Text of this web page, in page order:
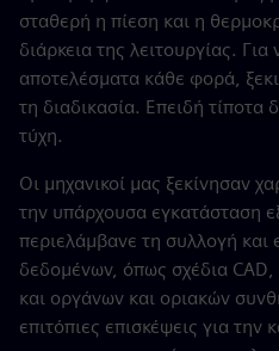
σταθερή η πίεση και η
διάρκεια της λειτουργίας.
αποτελέσματα κάθε φορά,
τη διαδικασία. Επειδή τίποτα
τύχη.
Οι μηχανικοί μας ξεκίνησαν
την υπάρχουσα εγκατάσταση
περιελάμβανε τη συλλογή και
δεδομένων, όπως σχέδια
και οργάνων και οριακών
επιτόπιες επισκέψεις για